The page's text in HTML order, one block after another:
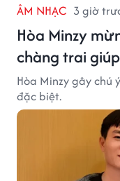
ÂM NHẠC 3 giờ
Hòa Minzy
chàng trai
Hòa Minzy gây chú
đặc biệt.